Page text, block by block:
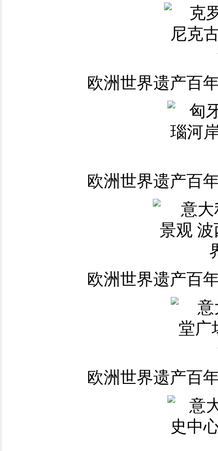
欧洲世界遗产百
欧洲世界遗产百
欧洲世界遗产百
欧洲世界遗产百